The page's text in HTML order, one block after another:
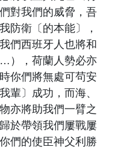
對我們的威脅，吾
防衛〔的本能〕，
們西班牙人也將和
），荷蘭人勢必亦
你們將無處可茍安
輩〕成功，而海、
亦將助我們一臂之
於帶領我們屢戰屢
們的使臣神父利勝